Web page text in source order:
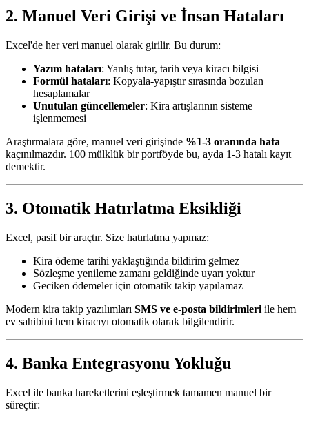
2. Manuel Veri Girişi ve İnsan Hataları
Excel'de her veri manuel olarak girilir. Bu durum:
Yazım hataları: Yanlış tutar, tarih veya kiracı bilgisi
Formül hataları: Kopyala-yapıştır sırasında bozulan
hesaplamalar
Unutulan güncellemeler: Kira artışlarının sisteme
işlenmemesi
Araştırmalara göre, manuel veri girişinde %1-3 oranında hata
kaçınılmazdır. 100 mülklük bir portföyde bu, ayda 1-3 hatalı kayıt
demektir.
3. Otomatik Hatırlatma Eksikliği
Excel, pasif bir araçtır. Size hatırlatma yapmaz:
Kira ödeme tarihi yaklaştığında bildirim gelmez
Sözleşme yenileme zamanı geldiğinde uyarı yoktur
Geciken ödemeler için otomatik takip yapılamaz
Modern kira takip yazılımları SMS ve e-posta bildirimleri ile hem
ev sahibini hem kiracıyı otomatik olarak bilgilendirir.
4. Banka Entegrasyonu Yokluğu
Excel ile banka hareketlerini eşleştirmek tamamen manuel bir
süreçtir: